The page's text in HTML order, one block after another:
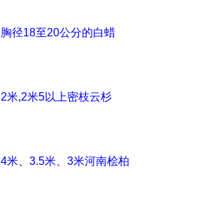
胸径18至20公分的白蜡
2米,2米5以上密枝云杉
4米、3.5米、3米河南桧柏